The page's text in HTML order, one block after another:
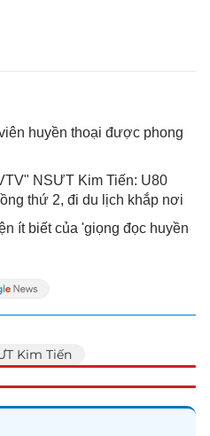
huyền thoại được phong
NSƯT Kim Tiến: U80
thứ 2, đi du lịch khắp nơi
ít biết của 'giọng đọc huyền
Kim Tiến